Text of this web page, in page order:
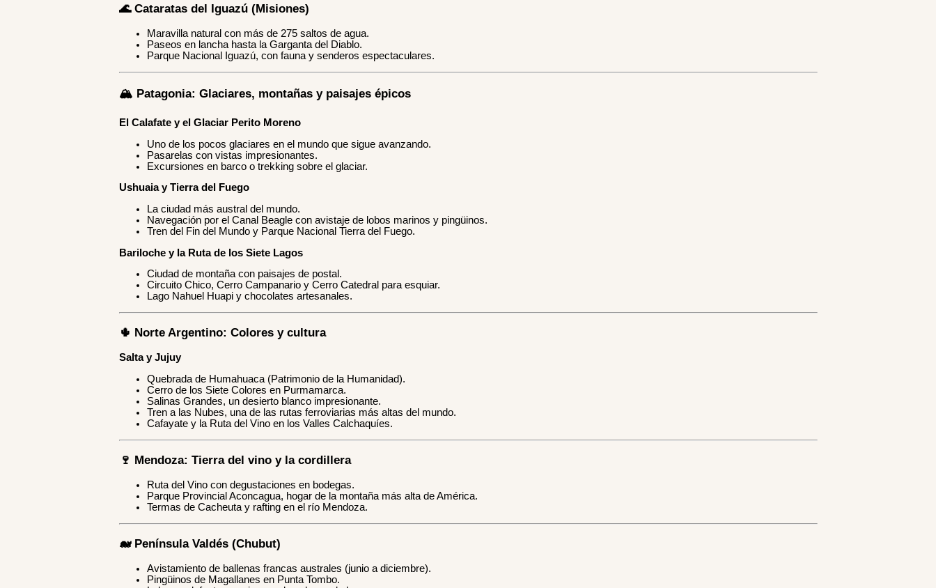
🌊 Cataratas del Iguazú (Misiones)
Maravilla natural con más de 275 saltos de agua.
Paseos en lancha hasta la Garganta del Diablo.
Parque Nacional Iguazú, con fauna y senderos espectaculares.
🏔️ Patagonia: Glaciares, montañas y paisajes épicos
El Calafate y el Glaciar Perito Moreno
Uno de los pocos glaciares en el mundo que sigue avanzando.
Pasarelas con vistas impresionantes.
Excursiones en barco o trekking sobre el glaciar.
Ushuaia y Tierra del Fuego
La ciudad más austral del mundo.
Navegación por el Canal Beagle con avistaje de lobos marinos y pingüinos.
Tren del Fin del Mundo y Parque Nacional Tierra del Fuego.
Bariloche y la Ruta de los Siete Lagos
Ciudad de montaña con paisajes de postal.
Circuito Chico, Cerro Campanario y Cerro Catedral para esquiar.
Lago Nahuel Huapi y chocolates artesanales.
🌵 Norte Argentino: Colores y cultura
Salta y Jujuy
Quebrada de Humahuaca (Patrimonio de la Humanidad).
Cerro de los Siete Colores en Purmamarca.
Salinas Grandes, un desierto blanco impresionante.
Tren a las Nubes, una de las rutas ferroviarias más altas del mundo.
Cafayate y la Ruta del Vino en los Valles Calchaquíes.
🍷 Mendoza: Tierra del vino y la cordillera
Ruta del Vino con degustaciones en bodegas.
Parque Provincial Aconcagua, hogar de la montaña más alta de América.
Termas de Cacheuta y rafting en el río Mendoza.
🐋 Península Valdés (Chubut)
Avistamiento de ballenas francas australes (junio a diciembre).
Pingüinos de Magallanes en Punta Tombo.